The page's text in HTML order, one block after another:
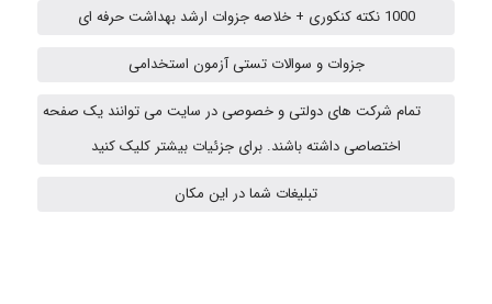
Fateme896
1000 نکته کنکوری + خلاصه جزوات ارشد بهداشت حرفه ای
جزوات و سوالات تستی آزمون استخدامی
تمام شرکت های دولتی و خصوصی در سایت می توانند یک صفحه
اختصاصی داشته باشند. برای جزئیات بیشتر کلیک کنید
تبلیغات شما در این مکان